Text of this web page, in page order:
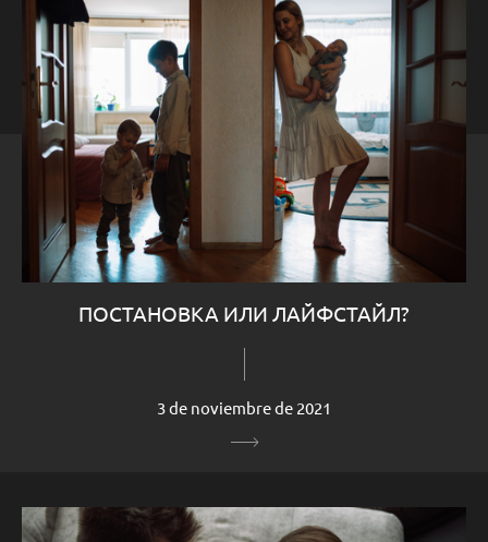
ПОСТАНОВКА ИЛИ ЛАЙФСТАЙЛ?
3 de noviembre de 2021